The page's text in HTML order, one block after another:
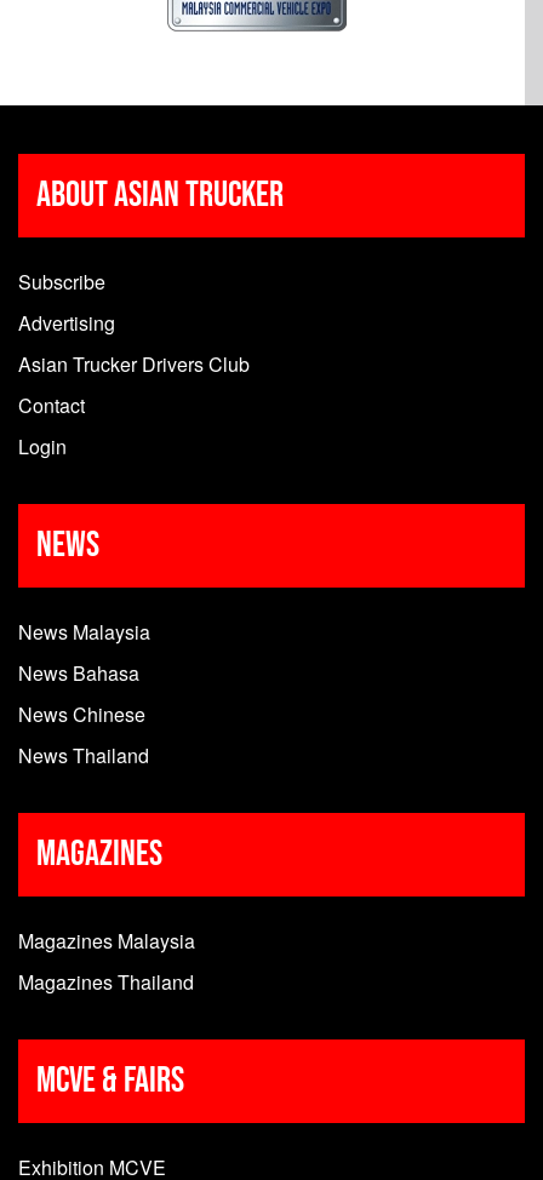
About Asian Trucker
Subscribe
Advertising
Asian Trucker Drivers Club
Contact
Login
News
News Malaysia
News Bahasa
News Chinese
News Thailand
Magazines
Magazines Malaysia
Magazines Thailand
MCVE & Fairs
Exhibition MCVE